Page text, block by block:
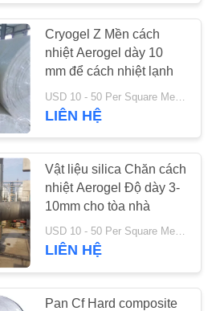
nhiệt
80
Cryogel Z Mền cách
nhiệt Aerogel dày 10
mm để cách nhiệt lạnh
USD 10 - 50 Per Square Meter MOQ:1 mét vuông
LIÊN HỆ
Vật liệu silica Chăn cách
nhiệt Aerogel Độ dày 3-
10mm cho tòa nhà
USD 10 - 50 Per Square Meter MOQ:1 MÉT VUÔNG
LIÊN HỆ
Pan Cf Hard composite